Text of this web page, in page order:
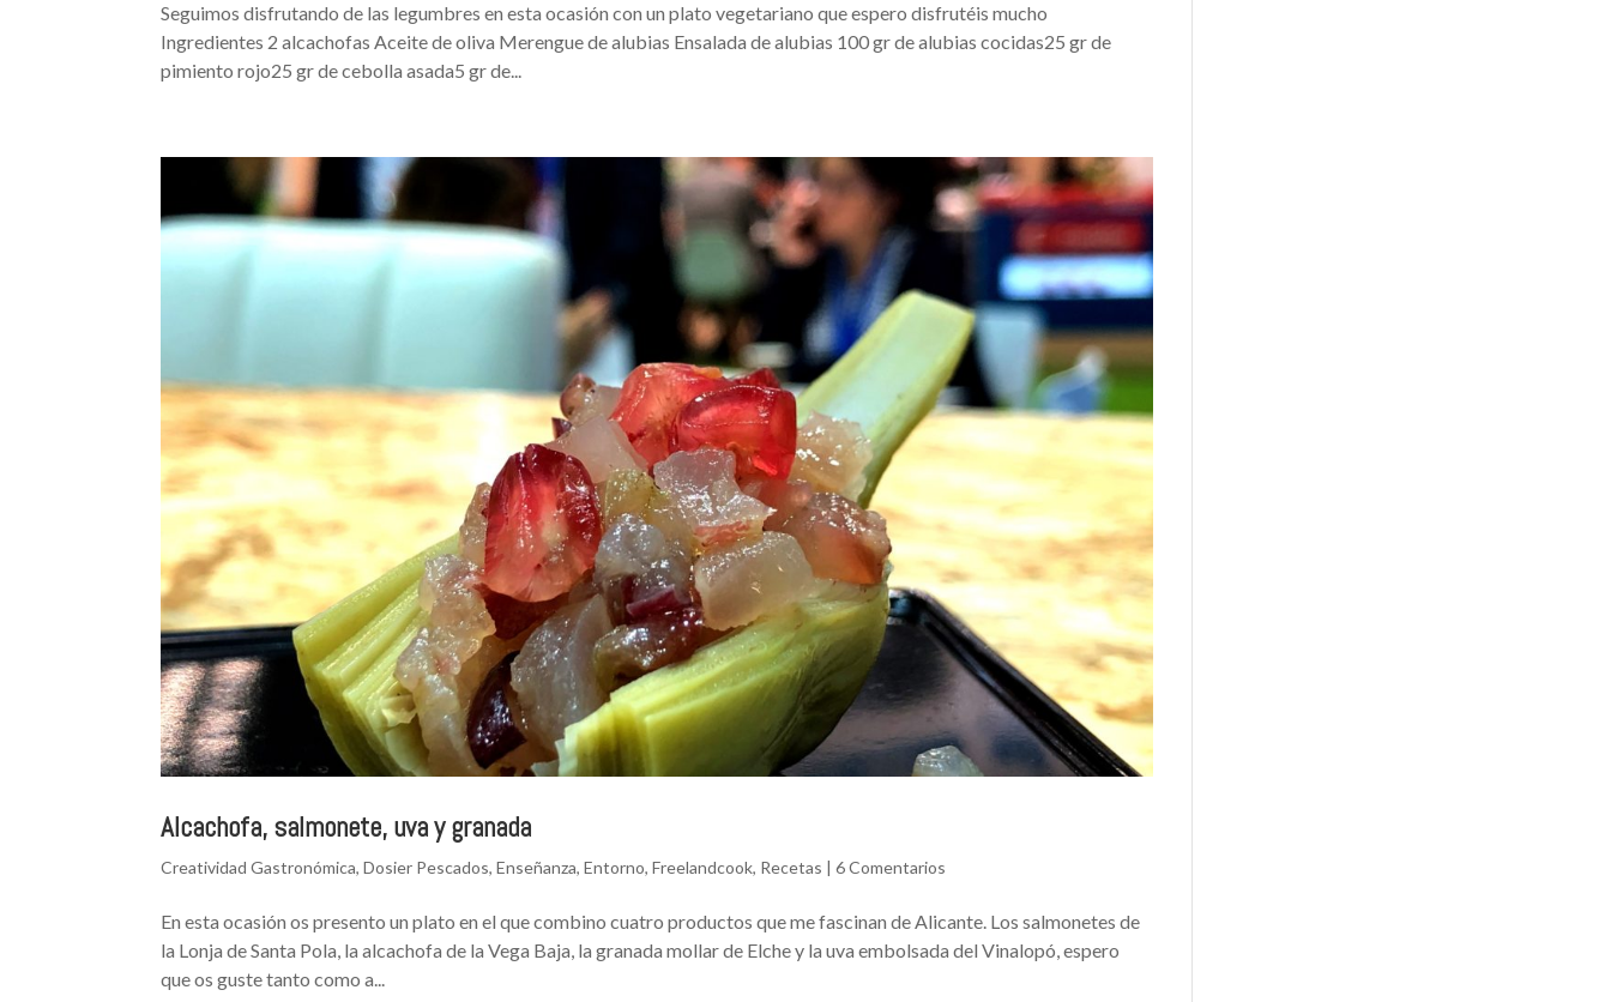
Seguimos disfrutando de las legumbres en esta ocasión con un plato vegetariano que espero disfrutéis mucho
Ingredientes 2 alcachofas Aceite de oliva Merengue de alubias Ensalada de alubias 100 gr de alubias cocidas25 gr de
pimiento rojo25 gr de cebolla asada5 gr de...
Alcachofa, salmonete, uva y granada
Creatividad Gastronómica,Dosier Pescados,Enseñanza,Entorno,Freelandcook, Recetas |6 Comentarios
En esta ocasión os presento un plato en el que combino cuatro productos que me fascinan de Alicante. Los salmonetes de
la Lonja de Santa Pola, la alcachofa de la Vega Baja, la granada mollar de Elche y la uva embolsada del Vinalopó, espero
que os guste tanto como a...